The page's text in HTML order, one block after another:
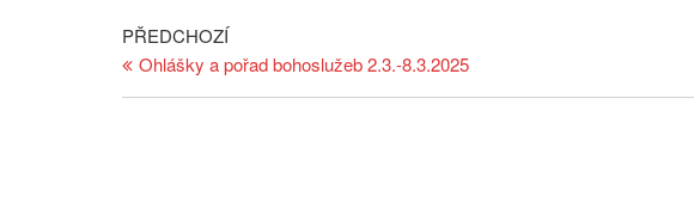
Navigace
pro
Předchozí
článek
PŘEDCHOZÍ
Ohlášky a pořad bohoslužeb 2.3.-8.3.2025